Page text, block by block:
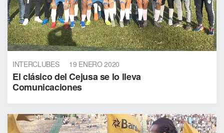
INTERCLUBES 19 ENERO 2020
El clásico del Cejusa se lo lleva
Comunicaciones